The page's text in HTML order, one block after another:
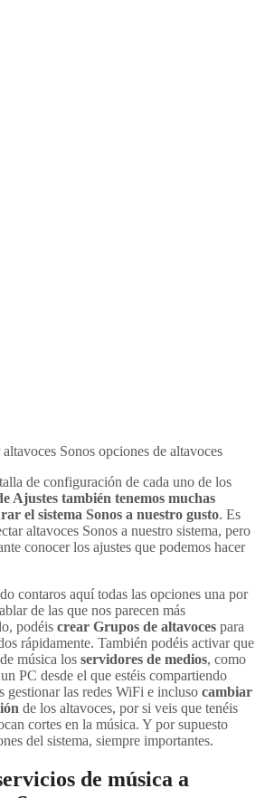
de configuración de cada uno de los
Ajustes también tenemos muchas
el sistema Sonos a nuestro gusto. Es
altavoces Sonos a nuestro sistema, pero
conocer los ajustes que podemos hacer
contaros aquí todas las opciones una por
de las que nos parecen más
podéis crear Grupos de altavoces para
rápidamente. También podéis activar que
música los servidores de medios, como
PC desde el que estéis compartiendo
gestionar las redes WiFi e incluso cambiar
de los altavoces, por si veis que tenéis
cortes en la música. Y por supuesto
del sistema, siempre importantes.
de música a